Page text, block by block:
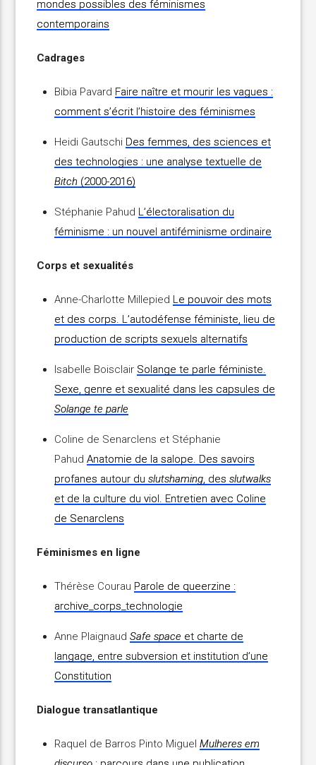
mondes possibles des féminismes
contemporains
Cadrages
Bibia Pavard Faire naître et mourir les vagues :
comment s’écrit l’histoire des féminismes
Heidi Gautschi Des femmes, des sciences et
des technologies : une analyse textuelle de
Bitch (2000-2016)
Stéphanie Pahud L’électoralisation du
féminisme : un nouvel antiféminisme ordinaire
Corps et sexualités
Anne-Charlotte Millepied Le pouvoir des mots
et des corps. L’autodéfense féministe, lieu de
production de scripts sexuels alternatifs
Isabelle Boisclair Solange te parle féministe.
Sexe, genre et sexualité dans les capsules de
Solange te parle
Coline de Senarclens et Stéphanie
PahudAnatomie de la salope. Des savoirs
profanes autour duslutshaming, desslutwalks
et de la culture du viol. Entretien avec Coline
de Senarclens
Féminismes en ligne
Thérèse Courau Parole de queerzine :
archive_corps_technologie
Anne PlaignaudSafe space et charte de
langage, entre subversion et institution d’une
Constitution
Dialogue transatlantique
Raquel de Barros Pinto MiguelMulheres em